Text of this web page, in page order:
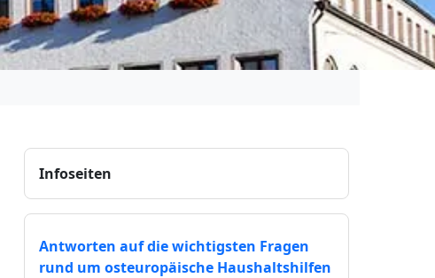
Infoseiten
Antworten auf die wichtigsten Fragen
rund um osteuropäische Haushaltshilfen